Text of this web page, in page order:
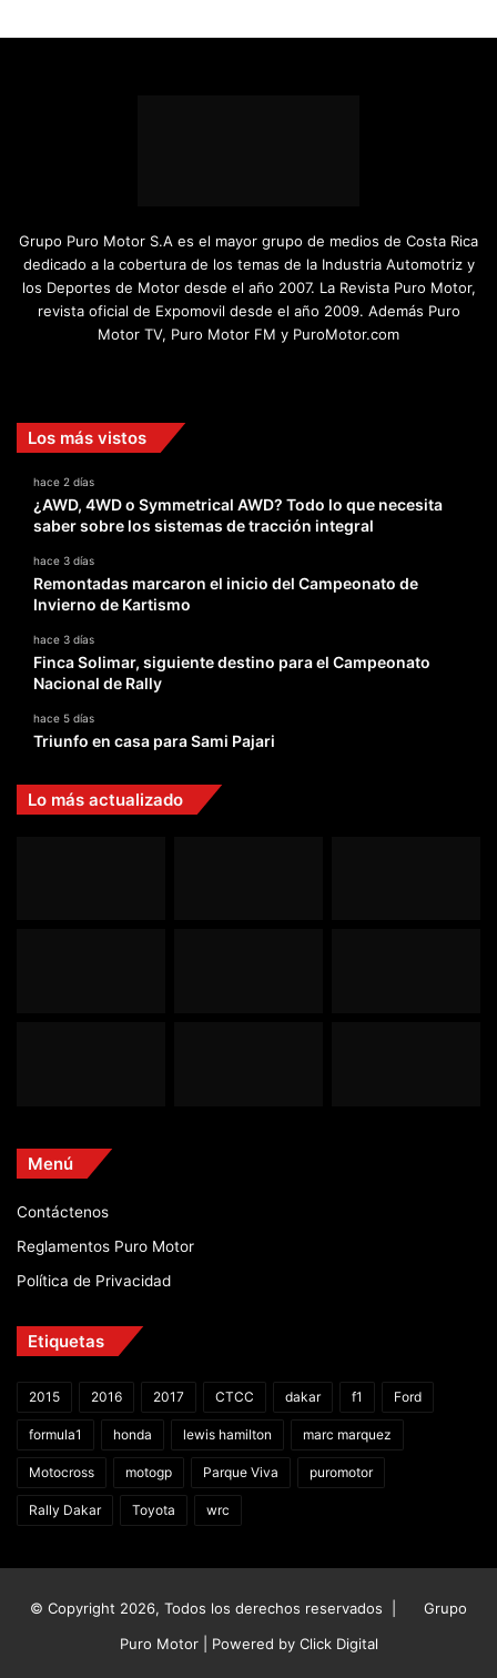
Grupo Puro Motor S.A es el mayor grupo de medios de Costa Rica
dedicado a la cobertura de los temas de la Industria Automotriz y
los Deportes de Motor desde el año 2007. La Revista Puro Motor,
revista oficial de Expomovil desde el año 2009. Además Puro
Motor TV, Puro Motor FM y PuroMotor.com
Los más vistos
hace 2 días
¿AWD, 4WD o Symmetrical AWD? Todo lo que necesita
saber sobre los sistemas de tracción integral
hace 3 días
Remontadas marcaron el inicio del Campeonato de
Invierno de Kartismo
hace 3 días
Finca Solimar, siguiente destino para el Campeonato
Nacional de Rally
hace 5 días
Triunfo en casa para Sami Pajari
Lo más actualizado
Menú
Contáctenos
Reglamentos Puro Motor
Política de Privacidad
Etiquetas
2015 2016 2017 CTCC dakar f1 Ford
formula1 honda lewis hamilton marc marquez
Motocross motogp Parque Viva puromotor
Rally Dakar Toyota wrc
© Copyright 2026, Todos los derechos reservados |
Grupo
Puro Motor | Powered by Click Digital